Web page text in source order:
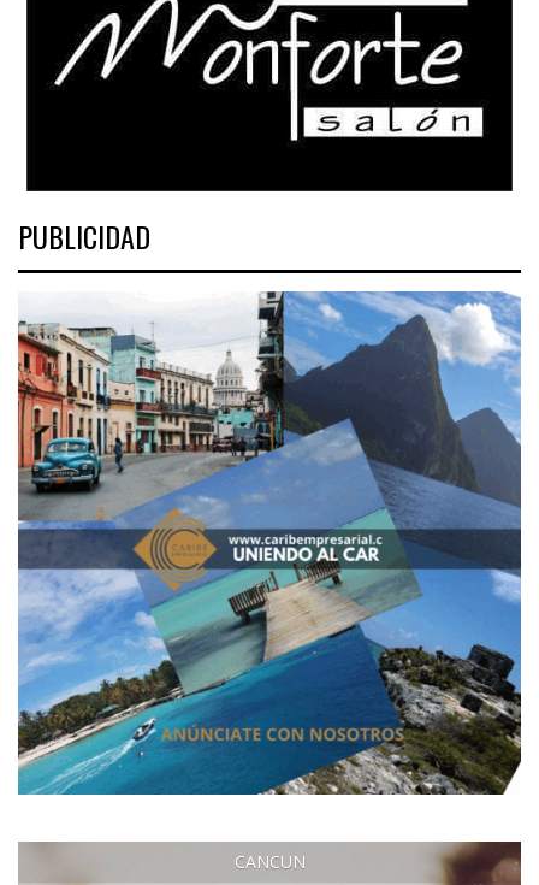
PUBLICIDAD
CANCUN